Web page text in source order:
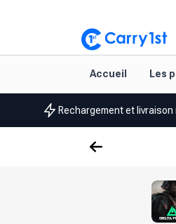
Accueil Les
Rechargement et